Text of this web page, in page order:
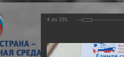
4 из 191